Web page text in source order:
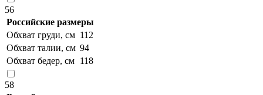
56
Российские размеры
Обхват груди, см 112
Обхват талии, см 94
Обхват бедер, см 118
58